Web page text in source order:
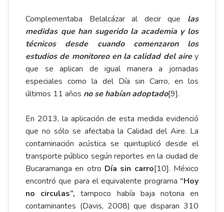
Complementaba Belalcázar al decir que las
medidas que han sugerido la academia y los
técnicos desde cuando comenzaron los
estudios de monitoreo en la calidad del airey
que se aplican de igual manera a jornadas
especiales como la del Día sin Carro, en los
últimos 11 años no se habían adoptado[9].
En 2013, la aplicación de esta medida evidenció
que no sólo se afectaba la Calidad del Aire. La
contaminación acústica se quintuplicó desde el
transporte público según reportes en la ciudad de
Bucaramanga en otro Día sin carro[10]. México
encontró que para el equivalente programa “Hoy
no circulas”, tampoco había baja notoria en
contaminantes (Davis, 2008) que disparan 310